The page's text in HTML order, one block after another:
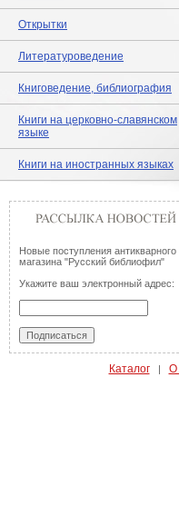
Открытки
Литературоведение
Книговедение, библиография
Книги на церковно-славянском
языке
Книги на иностранных языках
Новые поступления антикварного
магазина "Русский библиофил"
Укажите ваш электронный адрес:
Каталог| О